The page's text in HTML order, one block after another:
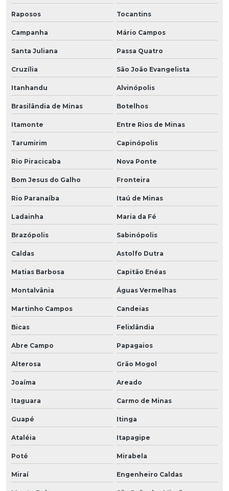
Raposos Tocantins
Campanha Mário Campos
Santa Juliana Passa Quatro
Cruzília São João Evangelista
Itanhandu Alvinópolis
Brasilândia de Minas Botelhos
Itamonte Entre Rios de Minas
Tarumirim Capinópolis
Rio Piracicaba Nova Ponte
Bom Jesus do Galho Fronteira
Rio Paranaíba Itaú de Minas
Ladainha Maria da Fé
Brazópolis Sabinópolis
Caldas Astolfo Dutra
Matias Barbosa Capitão Enéas
Montalvânia Águas Vermelhas
Martinho Campos Candeias
Bicas Felixlândia
Abre Campo Papagaios
Alterosa Grão Mogol
Joaíma Areado
Itaguara Carmo de Minas
Guapé Itinga
Ataléia Itapagipe
Poté Mirabela
Miraí Engenheiro Caldas